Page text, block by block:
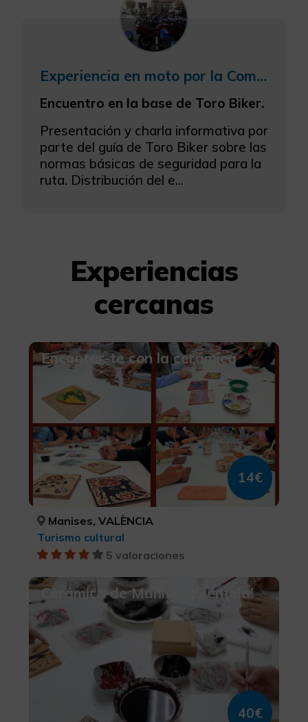
Experiencia en moto por la Comunitat Valenciana con almuerzo y paella incluidos.
Encuentro en la base de Toro Biker.
Presentación y charla informativa por
parte del guía de Toro Biker sobre las
normas básicas de seguridad para la
ruta. Distribución del e...
Experiencias
cercanas
Encantar-te con la cerámica
14€
Manises, VALÈNCIA
Turismo cultural
5 valoraciones
Cerámica de Manises ¡Siéntela!
40€